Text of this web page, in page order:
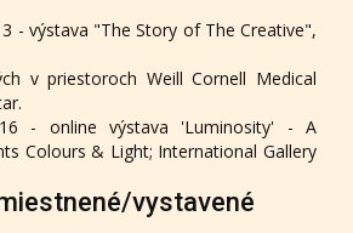
- výstava "The Story of The Creative",
v priestoroch Weill Cornell Medical
- online výstava 'Luminosity' - A
Colours & Light; International Gallery
vystavené